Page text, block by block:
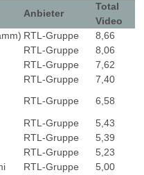
Anbieter
Total
Video
RTL-Gruppe
8,66
RTL-Gruppe
8,06
RTL-Gruppe
7,62
RTL-Gruppe
7,40
RTL-Gruppe
6,58
RTL-Gruppe
5,43
RTL-Gruppe
5,39
RTL-Gruppe
5,23
RTL-Gruppe
5,00